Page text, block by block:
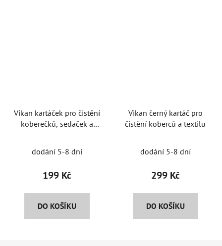
Vikan kartáček pro čistění
koberečků, sedaček a
dodání 5-8 dní
199 Kč
DO KOŠÍKU
Vikan černý kartáč pro
čistění koberců a textilu
dodání 5-8 dní
299 Kč
DO KOŠÍKU